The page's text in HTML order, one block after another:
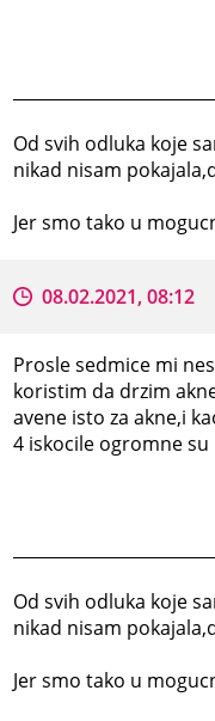
Od svih odluka koje
nikad nisam
Jer smo tako u
08.02.2021, 08:12
Prosle sedmice mi
koristim da drzim
avene isto za akne,i
4 iskocile ogromne su
Od svih odluka koje
nikad nisam
Jer smo tako u